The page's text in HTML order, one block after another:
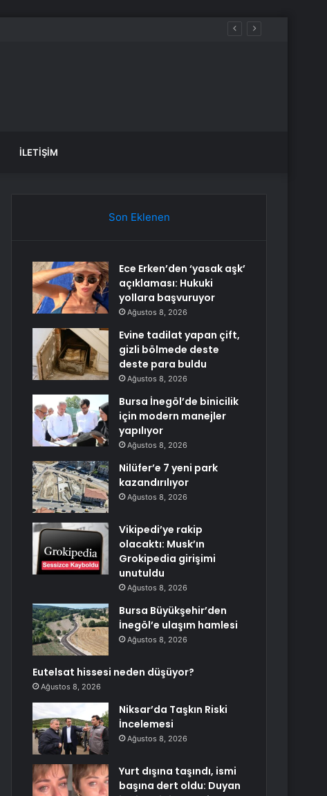
İLETIŞIM
Son Eklenen
Ece Erken’den ‘yasak aşk’
açıklaması: Hukuki
yollara başvuruyor
Ağustos 8, 2026
Evine tadilat yapan çift,
gizli bölmede deste
deste para buldu
Ağustos 8, 2026
Bursa İnegöl’de binicilik
için modern manejler
yapılıyor
Ağustos 8, 2026
Nilüfer’e 7 yeni park
kazandırılıyor
Ağustos 8, 2026
Vikipedi’ye rakip
olacaktı: Musk’ın
Grokipedia girişimi
unutuldu
Ağustos 8, 2026
Bursa Büyükşehir’den
İnegöl’e ulaşım hamlesi
Ağustos 8, 2026
Eutelsat hissesi neden düşüyor?
Ağustos 8, 2026
Niksar’da Taşkın Riski
İncelemesi
Ağustos 8, 2026
Yurt dışına taşındı, ismi
başına dert oldu: Duyan